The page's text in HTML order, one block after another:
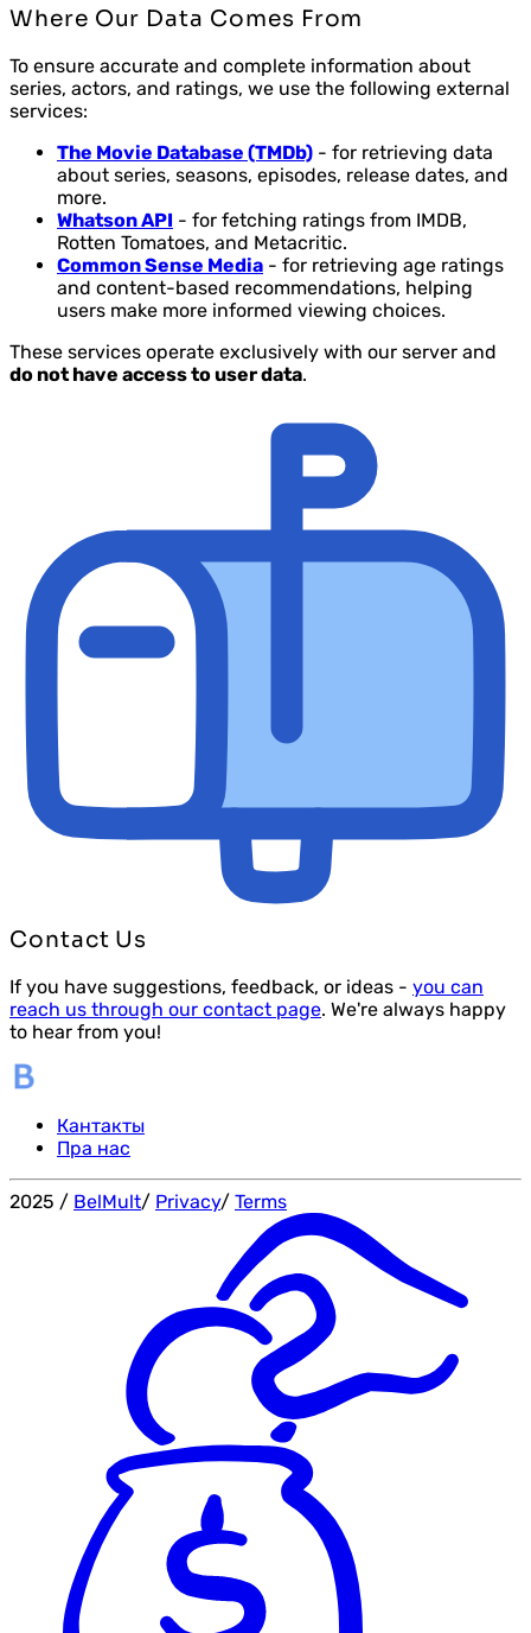
Where Our Data Comes From
To ensure accurate and complete information about
series, actors, and ratings, we use the following external
services:
The Movie Database (TMDb) - for retrieving data
about series, seasons, episodes, release dates, and
more.
Whatson API - for fetching ratings from IMDB,
Rotten Tomatoes, and Metacritic.
Common Sense Media - for retrieving age ratings
and content-based recommendations, helping
users make more informed viewing choices.
These services operate exclusively with our server and
do not have access to user data.
Contact Us
If you have suggestions, feedback, or ideas - you can
reach us through our contact page. We're always happy
to hear from you!
Кантакты
Пра нас
2025 / BelMult/ Privacy/ Terms